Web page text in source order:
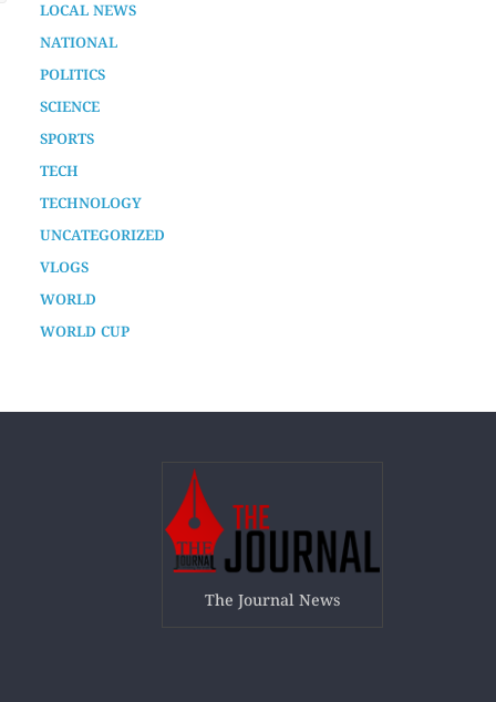
INTERNATIONAL
KERALA
LOCAL NEWS
NATIONAL
POLITICS
SCIENCE
SPORTS
TECH
TECHNOLOGY
UNCATEGORIZED